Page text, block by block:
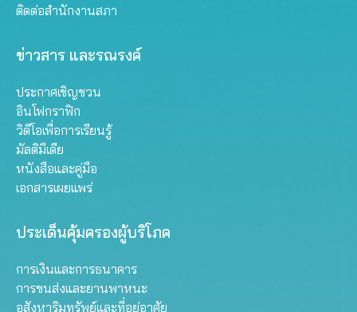
ติดต่อสำนักงานสภา
ข่าวสาร และรณรงค์
ประกาศเชิญชวน
อินโฟกราฟิก
วิดีโอเพื่อการเรียนรู้
มัลติมีเดีย
หนังสือและคู่มือ
เอกสารเผยแพร่
ประเด็นคุ้มครองผู้บริโภค
การเงินและการธนาคาร
การขนส่งและยานพาหนะ
อสังหาริมทรัพย์และที่อยู่อาศัย